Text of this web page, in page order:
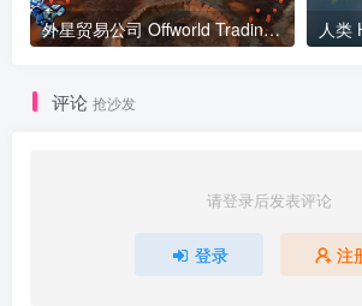
外星贸易公司 Offworld Trading Company v1.23.65337版 集成全DLC 官方中文
评论 抢沙发
请登录后发表评论
登录 注